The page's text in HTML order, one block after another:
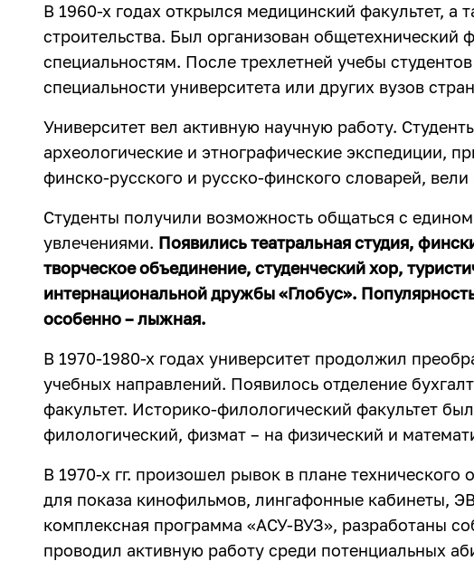
В 1960-х годах открылся медицинский факультет,
строительства. Был организован общетехнический
специальностям. После трехлетней учебы
специальности университета или других вузов
Университет вел активную научную работу.
археологические и этнографические экспедиции,
финско-русского и русско-финского словарей,
Студенты получили возможность общаться с
увлечениями. Появились театральная студия,
творческое объединение, студенческий хор,
интернациональной дружбы «Глобус».
особенно – лыжная.
В 1970-1980-х годах университет продолжил
учебных направлений. Появилось отделение
факультет. Историко-филологический факультет
филологический, физмат – на физический и
В 1970-х гг. произошел рывок в плане
для показа кинофильмов, лингафонные кабинеты,
комплексная программа «АСУ-ВУЗ», разработаны
проводил активную работу среди потенциальных